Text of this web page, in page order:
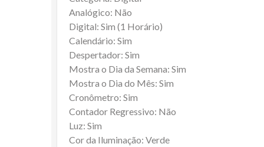
Analógico: Não
Digital: Sim (1 Horário)
Calendário: Sim
Despertador: Sim
Mostra o Dia da Semana: Sim
Mostra o Dia do Mês: Sim
Cronômetro: Sim
Contador Regressivo: Não
Luz: Sim
Cor da Iluminação: Verde